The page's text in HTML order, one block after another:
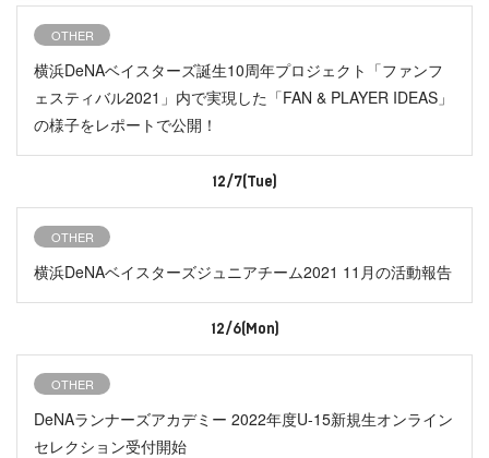
OTHER
横浜DeNAベイスターズ誕生10周年プロジェクト「ファンフ
ェスティバル2021」内で実現した「FAN & PLAYER IDEAS」
の様子をレポートで公開！
12/7(Tue)
OTHER
横浜DeNAベイスターズジュニアチーム2021 11月の活動報告
12/6(Mon)
OTHER
DeNAランナーズアカデミー 2022年度U-15新規生オンライン
セレクション受付開始